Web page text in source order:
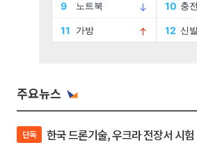
주요뉴스
단독